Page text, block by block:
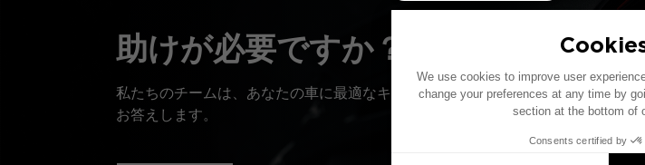
助けが必要ですか？
私たちのチームは、あなたの車に最適なキットを選び、技術的な質問に
お答えします。